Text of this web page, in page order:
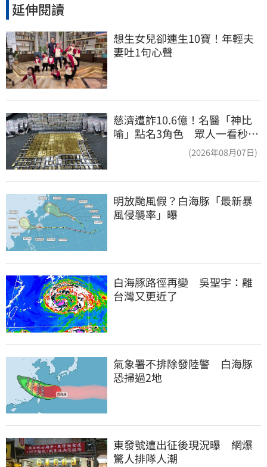
延伸閱讀
想生女兒卻連生10寶！年輕夫
妻吐1句心聲
慈濟遭詐10.6億！名醫「神比
喻」點名3角色 眾人一看秒懂
(2026年08月07日)
明放颱風假？白海豚「最新暴
風侵襲率」曝
白海豚路徑再變　吳聖宇：離
台灣又更近了
氣象署不排除發陸警　白海豚
恐掃過2地
東發號遭出征後現況曝　網爆
驚人排隊人潮